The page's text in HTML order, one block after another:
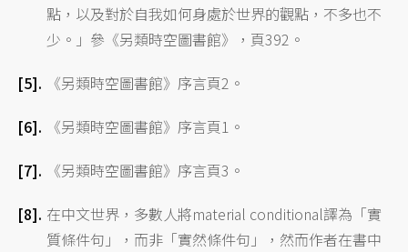
點，以及對於自我如何身處於世界的觀點，不多也不
少。」參《另類時空圖書館》，頁392。
《另類時空圖書館》序言頁2。
《另類時空圖書館》序言頁1。
《另類時空圖書館》序言頁3。
在中文世界，多數人將material conditional譯為「實
質條件句」，而非「實然條件句」，然而作者在書中